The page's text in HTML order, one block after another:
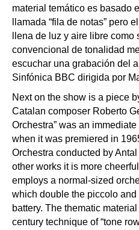
material temático es basado
llamada “fila de notas” pero
llena de luz y aire libre como
convencional de tonalidad
escuchar una grabación del
Sinfónica BBC dirigida por
Next on the show is a piece
Catalan composer Roberto
Orchestra” was an
when it was premiered in
Orchestra conducted by
other works it is more
employs a normal-sized
which double the piccolo
battery. The thematic
century technique of “tone